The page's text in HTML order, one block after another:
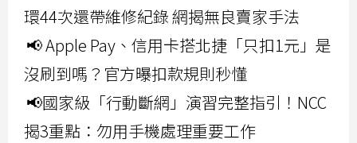
環44次還帶維修紀錄 網揭無良賣家手法
📢 Apple Pay、信用卡搭北捷「只扣1元」是
沒刷到嗎？官方曝扣款規則秒懂
📢國家級「行動斷網」演習完整指引！NCC
揭3重點：勿用手機處理重要工作